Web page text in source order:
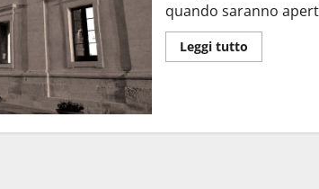
quando saranno
Leggi tutto